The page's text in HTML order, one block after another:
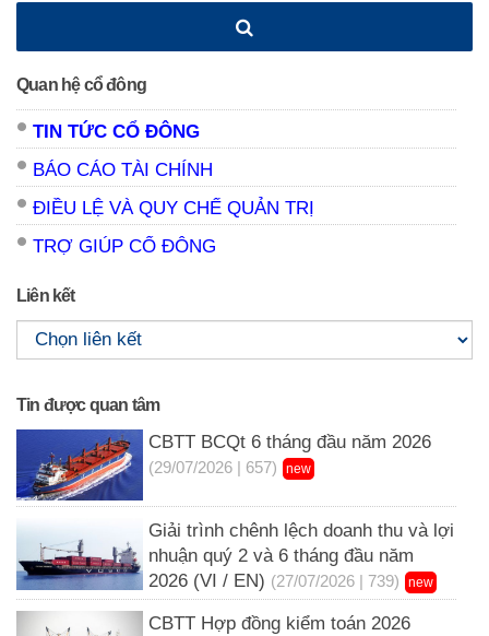
Quan hệ cổ đông
TIN TỨC CỔ ĐÔNG
BÁO CÁO TÀI CHÍNH
ĐIỀU LỆ VÀ QUY CHẾ QUẢN TRỊ
TRỢ GIÚP CỔ ĐÔNG
Liên kết
Tin được quan tâm
CBTT BCQt 6 tháng đầu năm 2026
(29/07/2026 | 657) new
Giải trình chênh lệch doanh thu và lợi
nhuận quý 2 và 6 tháng đầu năm
2026 (VI / EN) (27/07/2026 | 739) new
CBTT Hợp đồng kiểm toán 2026